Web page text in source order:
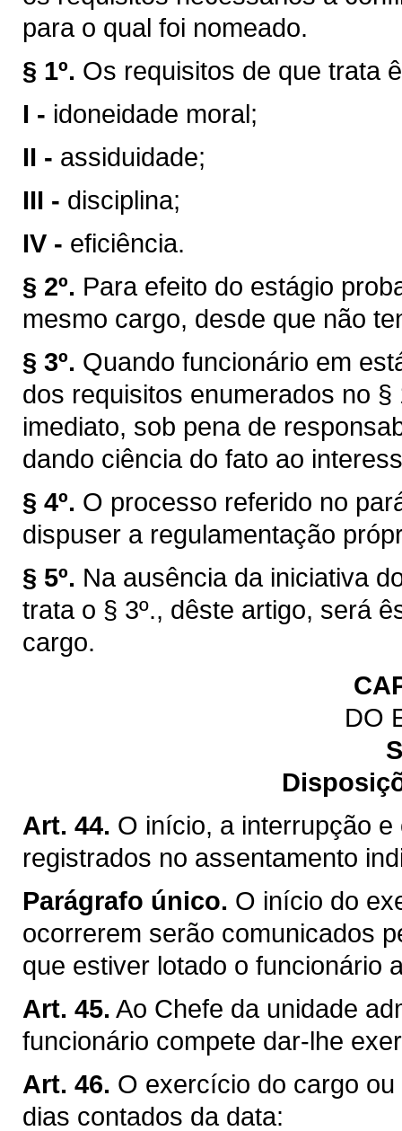
para o qual foi nomeado.
§ 1º. Os requisitos de que trata
I - idoneidade moral;
II - assiduidade;
III - disciplina;
IV - eficiência.
§ 2º. Para efeito do estágio
mesmo cargo, desde que não
§ 3º. Quando funcionário em
dos requisitos enumerados no
imediato, sob pena de
dando ciência do fato ao
§ 4º. O processo referido no
dispuser a regulamentação
§ 5º. Na ausência da iniciativa
trata o § 3º., dêste artigo, será
cargo.
DO
Art. 44. O início, a interrupção
registrados no assentamento
Parágrafo único. O início do
ocorrerem serão comunicados
que estiver lotado o funcionário
Art. 45. Ao Chefe da unidade
funcionário compete dar-lhe
Art. 46. O exercício do cargo
dias contados da data: